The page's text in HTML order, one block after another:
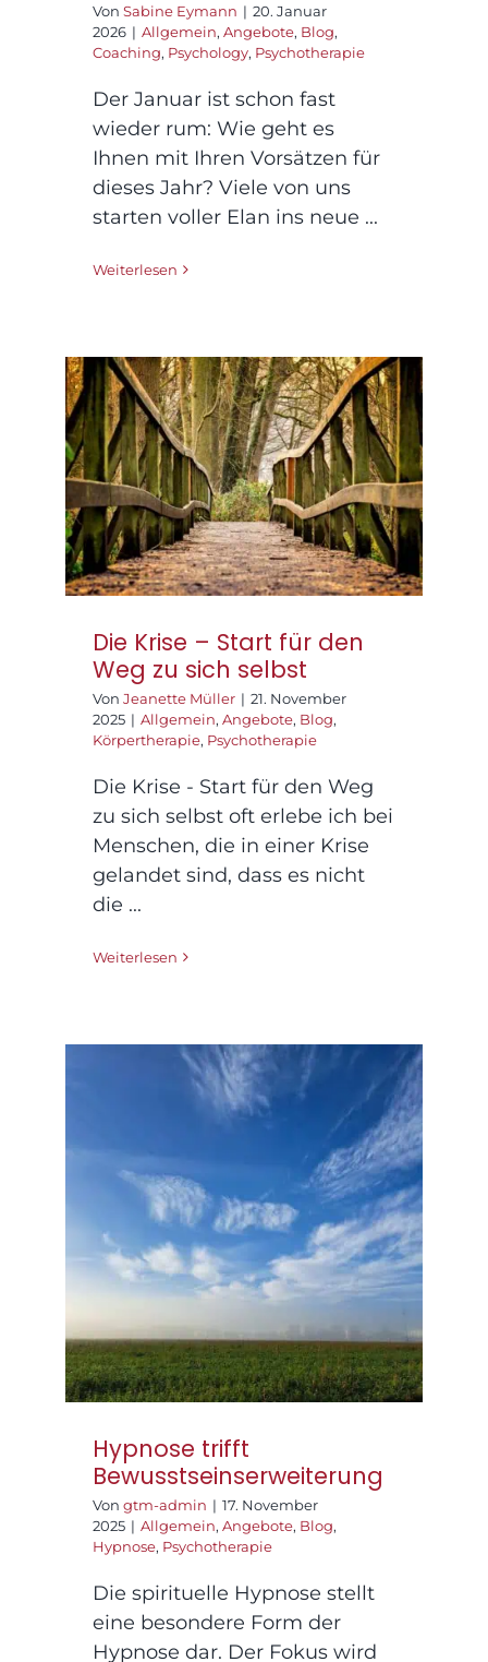
Von Sabine Eymann | 20. Januar
2026 | Allgemein, Angebote, Blog,
Coaching, Psychology, Psychotherapie
Der Januar ist schon fast
wieder rum: Wie geht es
Ihnen mit Ihren Vorsätzen für
dieses Jahr? Viele von uns
starten voller Elan ins neue ...
Weiterlesen
Die Krise – Start für
den Weg zu sich
selbst
Die Krise – Start für den
Weg zu sich selbst
Von Jeanette Müller | 21. November
2025 | Allgemein, Angebote, Blog,
Körpertherapie, Psychotherapie
Die Krise - Start für den Weg
zu sich selbst oft erlebe ich bei
Menschen, die in einer Krise
gelandet sind, dass es nicht
die ...
Weiterlesen
Hypnose trifft
Bewusstseinserweiterung
Hypnose trifft
Bewusstseinserweiterung
Von gtm-admin | 17. November
2025 | Allgemein, Angebote, Blog,
Hypnose, Psychotherapie
Die spirituelle Hypnose stellt
eine besondere Form der
Hypnose dar. Der Fokus wird